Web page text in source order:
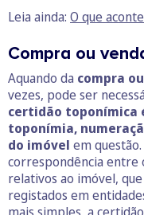
Leia ainda: O que
Compra ou
Aquando da compra
vezes, pode ser
certidão toponímica
toponímia,
do imóvel em
correspondência entre
relativos ao imóvel,
registados em